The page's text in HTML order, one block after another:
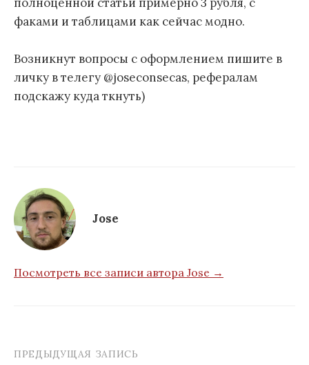
факами и таблицами как сейчас модно.
Возникнут вопросы с оформлением пишите в
личку в телегу @joseconsecas, рефералам
подскажу куда ткнуть)
Jose
Посмотреть все записи автора Jose →
ПРЕДЫДУЩАЯ ЗАПИСЬ